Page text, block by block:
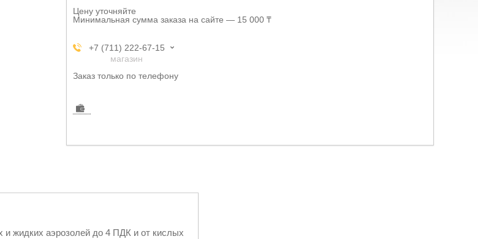
Цену уточняйте
Минимальная сумма заказа на сайте — 15 000 ₸
+7 (711) 222-67-15
магазин
Заказ только по телефону
жидких аэрозолей до 4 ПДК и от кислых